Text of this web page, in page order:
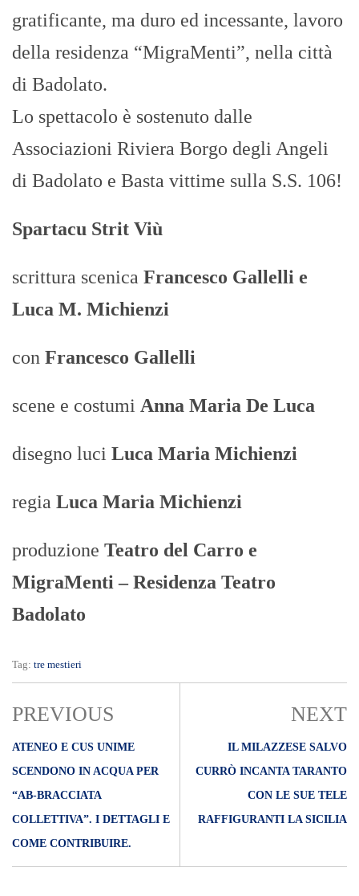
gratificante, ma duro ed incessante, lavoro
della residenza “MigraMenti”, nella città
di Badolato.
Lo spettacolo è sostenuto dalle
Associazioni Riviera Borgo degli Angeli
di Badolato e Basta vittime sulla S.S. 106!
Spartacu Strit Viù
scrittura scenica Francesco Gallelli e
Luca M. Michienzi
con Francesco Gallelli
scene e costumi Anna Maria De Luca
disegno luci Luca Maria Michienzi
regia Luca Maria Michienzi
produzione Teatro del Carro e
MigraMenti – Residenza Teatro
Badolato
Tag: tre mestieri
PREVIOUS
ATENEO E CUS UNIME
SCENDONO IN ACQUA PER
“AB-BRACCIATA
COLLETTIVA”. I DETTAGLI E
COME CONTRIBUIRE.
NEXT
IL MILAZZESE SALVO
CURRÒ INCANTA TARANTO
CON LE SUE TELE
RAFFIGURANTI LA SICILIA